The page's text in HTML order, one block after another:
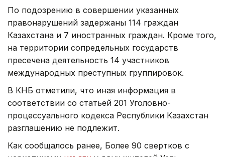
По подозрению в совершении указанных
правонарушений задержаны 114 граждан
Казахстана и 7 иностранных граждан. Кроме того,
на территории сопредельных государств
пресечена деятельность 14 участников
международных преступных группировок.
В КНБ отметили, что иная информация в
соответствии со статьей 201 Уголовно-
процессуального кодекса Республики Казахстан
разглашению не подлежит.
Как сообщалось ранее, Более 90 свертков с